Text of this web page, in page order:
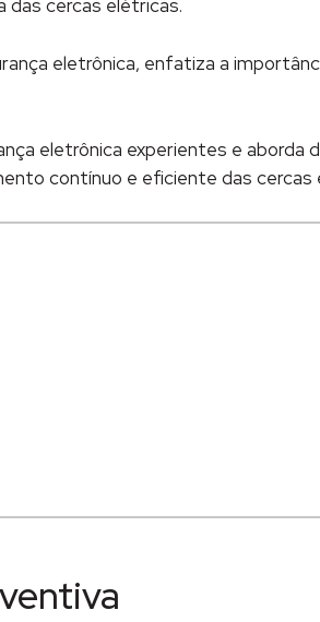
das cercas elétricas.
eletrônica, enfatiza a
eletrônica experientes e aborda
contínuo e eficiente das cercas